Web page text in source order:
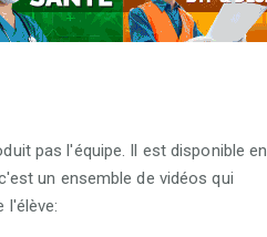
pas l'équipe. Il est disponible en
un ensemble de vidéos qui
l'élève: